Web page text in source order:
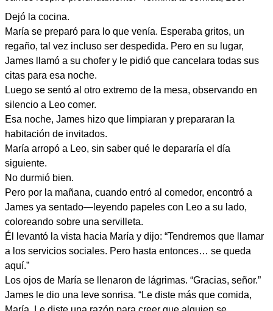
Dejó la cocina.
María se preparó para lo que venía. Esperaba gritos, un
regaño, tal vez incluso ser despedida. Pero en su lugar,
James llamó a su chofer y le pidió que cancelara todas sus
citas para esa noche.
Luego se sentó al otro extremo de la mesa, observando en
silencio a Leo comer.
Esa noche, James hizo que limpiaran y prepararan la
habitación de invitados.
María arropó a Leo, sin saber qué le depararía el día
siguiente.
No durmió bien.
Pero por la mañana, cuando entró al comedor, encontró a
James ya sentado—leyendo papeles con Leo a su lado,
coloreando sobre una servilleta.
Él levantó la vista hacia María y dijo: “Tendremos que llamar
a los servicios sociales. Pero hasta entonces… se queda
aquí.”
Los ojos de María se llenaron de lágrimas. “Gracias, señor.”
James le dio una leve sonrisa. “Le diste más que comida,